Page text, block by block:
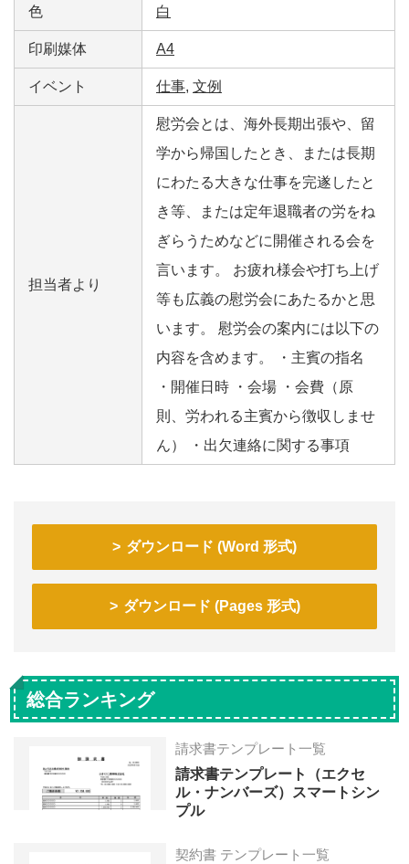
色 白
印刷媒体 A4
イベント 仕事, 文例
担当者より
慰労会とは、海外長期出張や、留
学から帰国したとき、または長期
にわたる大きな仕事を完遂したと
き等、または定年退職者の労をね
ぎらうためなどに開催される会を
言います。 お疲れ様会や打ち上げ
等も広義の慰労会にあたるかと思
います。 慰労会の案内には以下の
内容を含めます。 ・主賓の指名
・開催日時 ・会場 ・会費（原
則、労われる主賓から徴収しませ
ん） ・出欠連絡に関する事項
ダウンロード (Word 形式)
ダウンロード (Pages 形式)
総合ランキング
請求書テンプレート一覧
請求書テンプレート（エクセ
ル・ナンバーズ）スマートシン
プル
契約書 テンプレート一覧